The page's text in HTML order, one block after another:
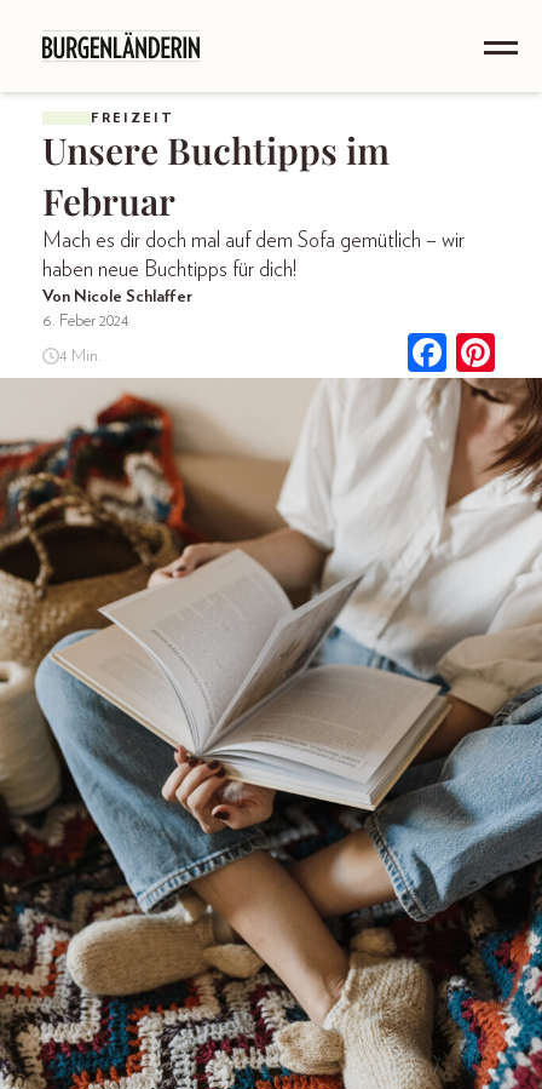
FREIZEIT
Unsere Buchtipps im
Februar
Mach es dir doch mal auf dem Sofa gemütlich – wir
haben neue Buchtipps für dich!
Von Nicole Schlaffer
6. Feber 2024
4 Min.